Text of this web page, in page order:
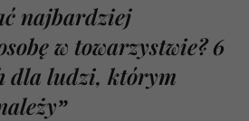
najbardziej
w towarzystwie? 6
dla ludzi, którym